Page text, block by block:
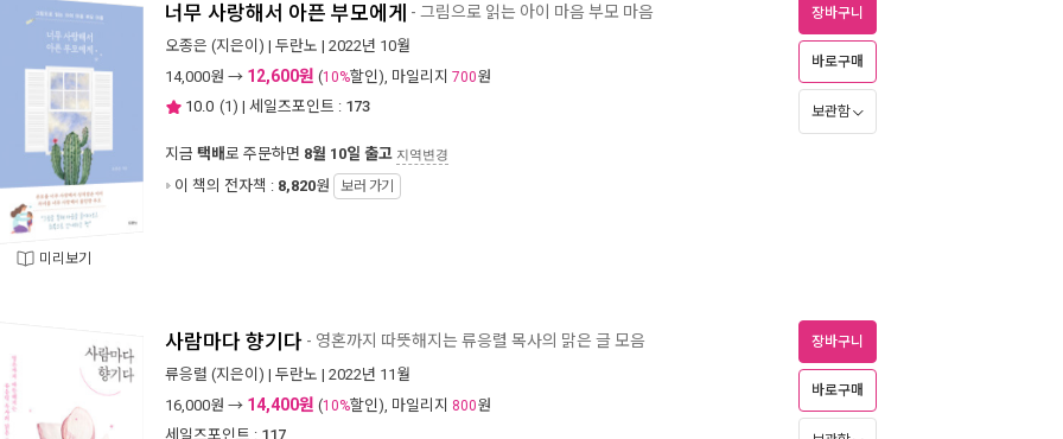
미리보기
너무 사랑해서 아픈 부모에게 - 그림으로 읽는 아이 마음 부모 마음
오종은 (지은이) | 두란노 | 2022년 10월
14,000원 → 12,600원 (10%할인), 마일리지 700원
10.0 (1) | 세일즈포인트 : 173
지금 택배로 주문하면 8월 10일 출고 지역변경
이 책의 전자책 : 8,820원 보러 가기
장바구니
바로구매
보관함
사람마다 향기다 - 영혼까지 따뜻해지는 류응렬 목사의 맑은 글 모음
류응렬 (지은이) | 두란노 | 2022년 11월
16,000원 → 14,400원 (10%할인), 마일리지 800원
세일즈포인트 : 117
장바구니
바로구매